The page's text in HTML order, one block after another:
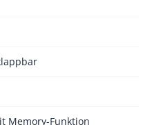
Memory-Funktion